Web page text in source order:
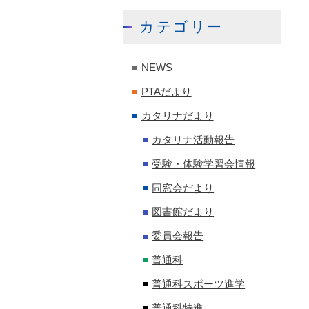
カテゴリー
NEWS
PTAだより
カタリナだより
カタリナ活動報告
受験・体験学習会情報
同窓会だより
図書館だより
委員会報告
普通科
普通科スポーツ進学